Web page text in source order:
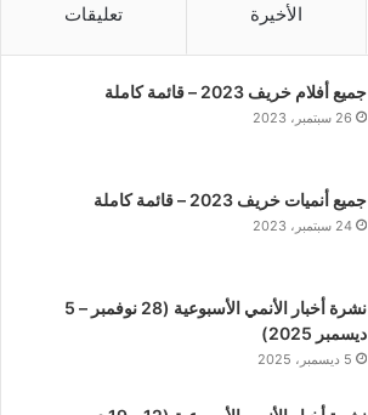
الأخيرة تعليقات
جميع أفلام خريف 2023 – قائمة كاملة
26 سبتمبر، 2023
جميع أنميات خريف 2023 – قائمة كاملة
24 سبتمبر، 2023
نشرة أخبار الأنمي الأسبوعية (28 نوفمبر – 5
ديسمبر 2025)
5 ديسمبر، 2025